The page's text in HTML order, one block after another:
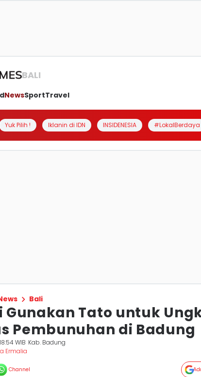
BALI
NewsSportTravel
Yuk Pilih ! Iklanin di IDN INSIDENESIA #LokalBerdaya
Bali
Gunakan Tato untuk
Pembunuhan di Badung
WIB Kab. Badung
Ermalia
Channel